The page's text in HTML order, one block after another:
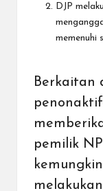
DJP
memenuhi
Berkaitan
pemilik